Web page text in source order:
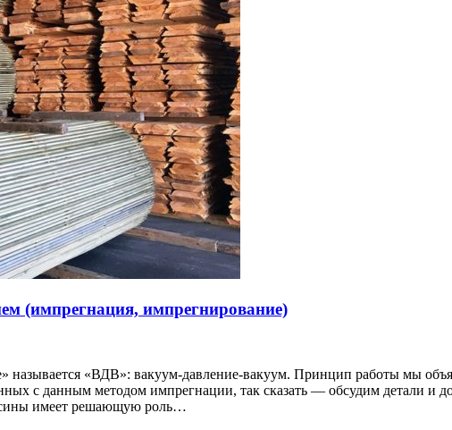
(импрегнация, импрегнирование)
называется «ВДВ»: вакуум-давление-вакуум. Принцип работы мы
с данным методом импрегнации, так сказать — обсудим детали и
имеет решающую роль…